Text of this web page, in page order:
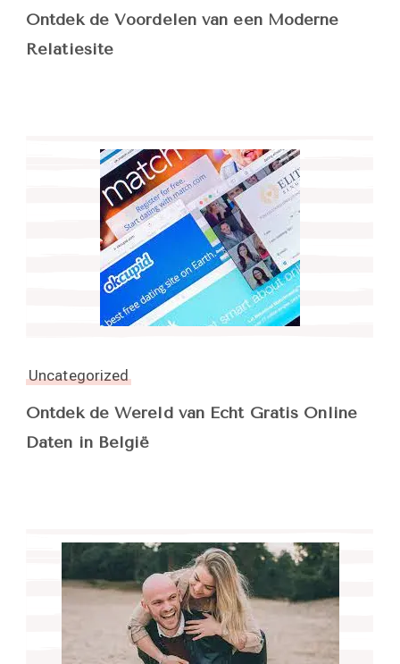
Ontdek de Voordelen van een Moderne
Relatiesite
Uncategorized
Ontdek de Wereld van Echt Gratis Online
Daten in België